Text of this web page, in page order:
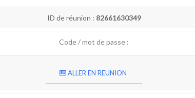
ID de réunion : 82661630349
Code / mot de passe :
ALLER EN REUNION